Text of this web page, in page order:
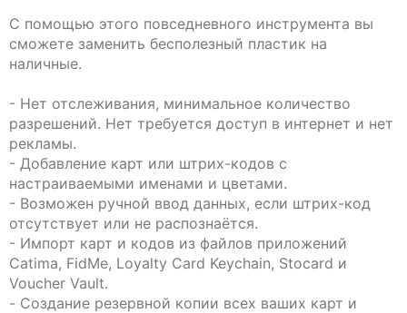
С помощью этого повседневного инструмента вы
сможете заменить бесполезный пластик на
наличные.
- Нет отслеживания, минимальное количество
разрешений. Нет требуется доступ в интернет и нет
рекламы.
- Добавление карт или штрих-кодов с
настраиваемыми именами и цветами.
- Возможен ручной ввод данных, если штрих-код
отсутствует или не распознаётся.
- Импорт карт и кодов из файлов приложений
Catima, FidMe, Loyalty Card Keychain, Stocard и
Voucher Vault.
- Создание резервной копии всех ваших карт и